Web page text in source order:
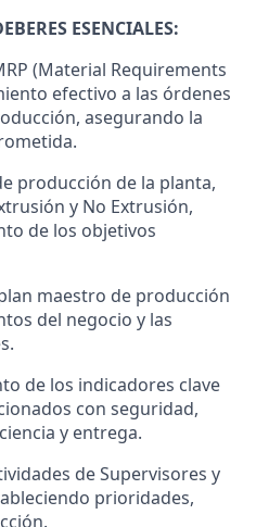
ESENCIALES:
(Material Requirements
efectivo a las órdenes
asegurando la
producción de la planta,
y No Extrusión,
de los objetivos
maestro de producción
del negocio y las
de los indicadores clave
con seguridad,
y entrega.
de Supervisores y
prioridades,